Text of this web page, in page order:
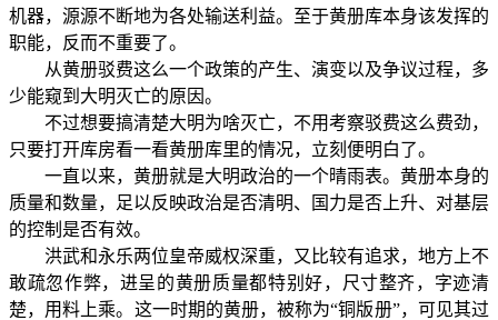
机器，源源不断地为各处输送利益。至于黄册库本身该发挥的
职能，反而不重要了。
从黄册驳费这么一个政策的产生、演变以及争议过程，多
少能窥到大明灭亡的原因。
不过想要搞清楚大明为啥灭亡，不用考察驳费这么费劲，
只要打开库房看一看黄册库里的情况，立刻便明白了。
一直以来，黄册就是大明政治的一个晴雨表。黄册本身的
质量和数量，足以反映政治是否清明、国力是否上升、对基层
的控制是否有效。
洪武和永乐两位皇帝威权深重，又比较有追求，地方上不
敢疏忽作弊，进呈的黄册质量都特别好，尺寸整齐，字迹清
楚，用料上乘。这一时期的黄册，被称为“铜版册”，可见其过